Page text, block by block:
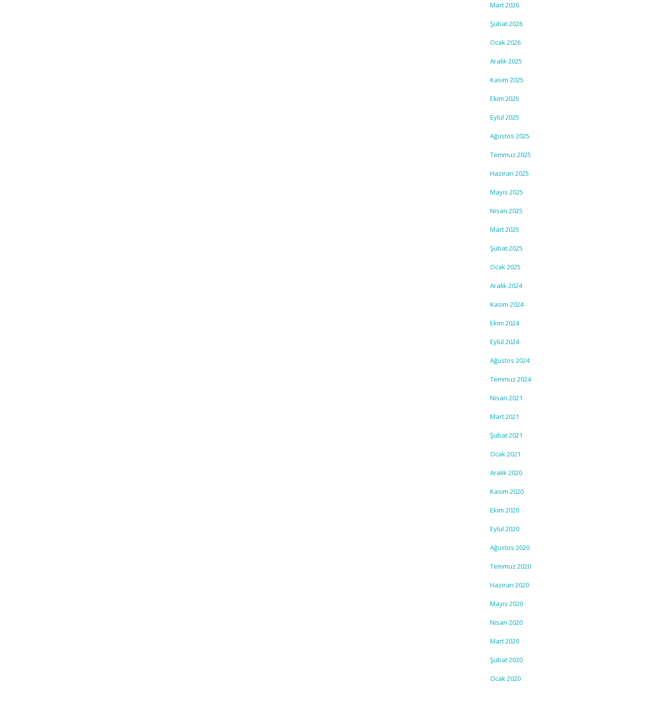
Mart 2026
Şubat 2026
Ocak 2026
Aralık 2025
Kasım 2025
Ekim 2025
Eylül 2025
Ağustos 2025
Temmuz 2025
Haziran 2025
Mayıs 2025
Nisan 2025
Mart 2025
Şubat 2025
Ocak 2025
Aralık 2024
Kasım 2024
Ekim 2024
Eylül 2024
Ağustos 2024
Temmuz 2024
Nisan 2021
Mart 2021
Şubat 2021
Ocak 2021
Aralık 2020
Kasım 2020
Ekim 2020
Eylül 2020
Ağustos 2020
Temmuz 2020
Haziran 2020
Mayıs 2020
Nisan 2020
Mart 2020
Şubat 2020
Ocak 2020